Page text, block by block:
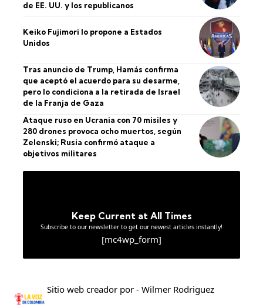
de EE. UU. y los republicanos
Keiko Fujimori lo propone a Estados
Unidos
Tras anuncio de Trump, Hamás confirma
que aceptó el acuerdo para su desarme,
pero lo condiciona a la retirada de Israel
de la Franja de Gaza
Ataque ruso en Ucrania con 70 misiles y
280 drones provoca ocho muertos, según
Zelenski; Rusia confirmó ataque a
objetivos militares
Keep Current at All Times
Subscribe to our newsletter to get our newest articles instantly!
[mc4wp_form]
Sitio web creador por - Wilmer Rodriguez